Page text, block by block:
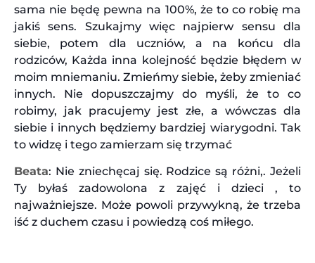
sama nie będę pewna na 100%, że to co robię ma
jakiś sens. Szukajmy więc najpierw sensu dla
siebie, potem dla uczniów, a na końcu dla
rodziców, Każda inna kolejność będzie błędem w
moim mniemaniu. Zmieńmy siebie, żeby zmieniać
innych. Nie dopuszczajmy do myśli, że to co
robimy, jak pracujemy jest złe, a wówczas dla
siebie i innych będziemy bardziej wiarygodni. Tak
to widzę i tego zamierzam się trzymać
Beata: Nie zniechęcaj się. Rodzice są różni,. Jeżeli
Ty byłaś zadowolona z zajęć i dzieci , to
najważniejsze. Może powoli przywykną, że trzeba
iść z duchem czasu i powiedzą coś miłego.